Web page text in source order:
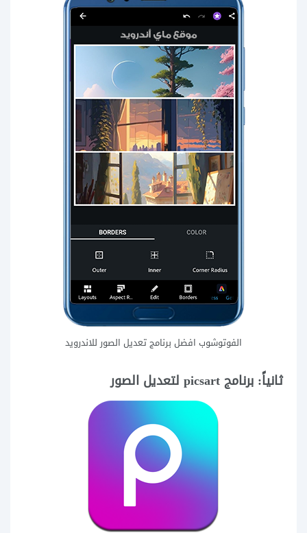
الفوتوشوب افضل برنامج تعديل الصور للاندرويد
ثانياً: برنامج picsart لتعديل الصور